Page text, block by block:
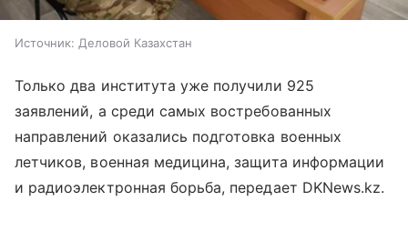
Источник: Деловой Казахстан
Только два института уже получили 925
заявлений, а среди самых востребованных
направлений оказались подготовка военных
летчиков, военная медицина, защита информации
и радиоэлектронная борьба, передает DKNews.kz.